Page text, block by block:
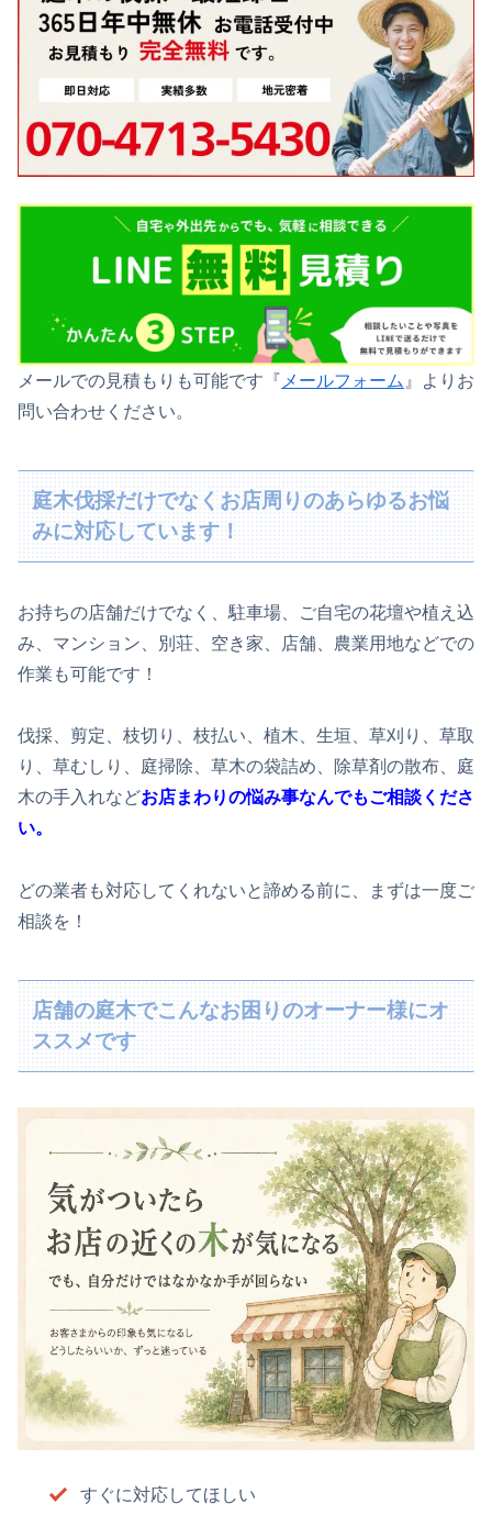
メールでの見積もりも可能です『 メールフォーム 』よりお
問い合わせください。
庭木伐採だけでなくお店周りのあらゆるお悩
みに対応しています！
お持ちの店舗だけでなく、駐車場、ご自宅の花壇や植え込
み、マンション、別荘、空き家、店舗、農業用地などでの
作業も可能です！
伐採、剪定、枝切り、枝払い、植木、生垣、草刈り、草取
り、草むしり、庭掃除、草木の袋詰め、除草剤の散布、庭
木の手入れなどお店まわりの悩み事なんでもご相談くださ
い。
どの業者も対応してくれないと諦める前に、まずは一度ご
相談を！
店舗の庭木でこんなお困りのオーナー様にオ
ススメです
すぐに対応してほしい